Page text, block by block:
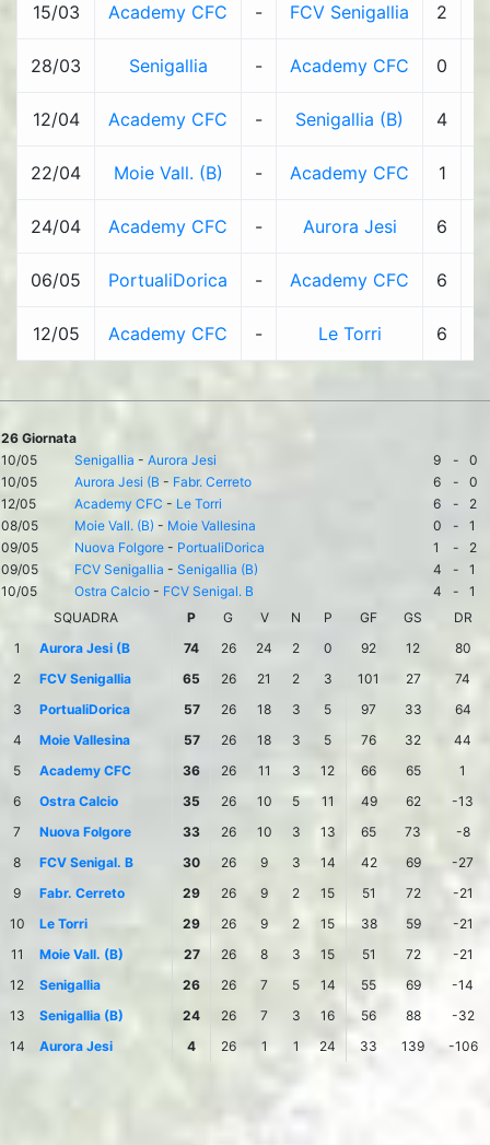
15/03 Academy CFC - FCV Senigallia 2
28/03 Senigallia - Academy CFC 0
12/04 Academy CFC - Senigallia (B) 4
22/04 Moie Vall. (B) - Academy CFC 1
24/04 Academy CFC - Aurora Jesi 6
06/05 PortualiDorica - Academy CFC 6
12/05 Academy CFC - Le Torri 6
26 Giornata
10/05
Senigallia - Aurora Jesi 9 -
0
10/05
Aurora Jesi (B - Fabr. Cerreto 6 -
0
12/05
Academy CFC - Le Torri 6 -
2
08/05
Moie Vall. (B) - Moie Vallesina 0 -
1
09/05
Nuova Folgore - PortualiDorica 1 -
2
09/05
FCV Senigallia - Senigallia (B) 4 -
1
10/05
Ostra Calcio - FCV Senigal. B 4 -
1
SQUADRA
P G V N P GF GS
DR
1
Aurora Jesi (B 74 26 24 2 0 92 12
80
2
FCV Senigallia 65 26 21 2 3 101 27
74
3
PortualiDorica 57 26 18 3 5 97 33
64
4
Moie Vallesina 57 26 18 3 5 76 32
44
5
Academy CFC 36 26 11 3 12 66 65
1
6
Ostra Calcio 35 26 10 5 11 49 62
-13
7
Nuova Folgore 33 26 10 3 13 65 73
-8
8
FCV Senigal. B 30 26 9 3 14 42 69
-27
9
Fabr. Cerreto 29 26 9 2 15 51 72
-21
10
Le Torri 29 26 9 2 15 38 59
-21
11
Moie Vall. (B) 27 26 8 3 15 51 72
-21
12
Senigallia 26 26 7 5 14 55 69
-14
13
Senigallia (B) 24 26 7 3 16 56 88
-32
14
Aurora Jesi 4 26 1 1 24 33 139 -106